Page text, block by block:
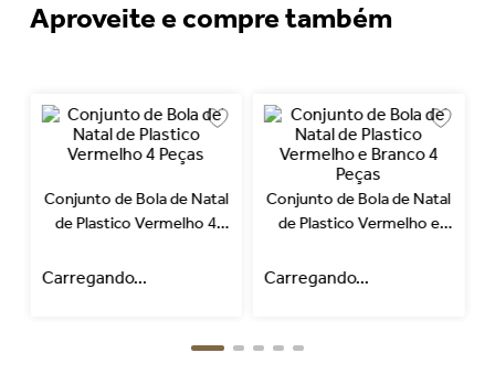
Aproveite e compre também
Conjunto de Bola de Natal
de Plastico Vermelho 4
Carregando...
Conjunto de Bola de Natal
de Plastico Vermelho e
Carregando...